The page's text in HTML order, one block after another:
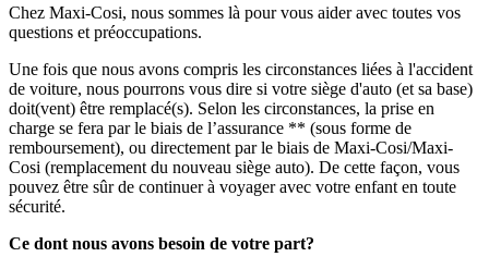
Chez Maxi-Cosi, nous sommes là pour vous aider avec toutes vos
questions et préoccupations.
Une fois que nous avons compris les circonstances liées à l'accident
de voiture, nous pourrons vous dire si votre siège d'auto (et sa base)
doit(vent) être remplacé(s). Selon les circonstances, la prise en
charge se fera par le biais de l’assurance ** (sous forme de
remboursement), ou directement par le biais de Maxi-Cosi/Maxi-
Cosi (remplacement du nouveau siège auto). De cette façon, vous
pouvez être sûr de continuer à voyager avec votre enfant en toute
sécurité.
Ce dont nous avons besoin de votre part?